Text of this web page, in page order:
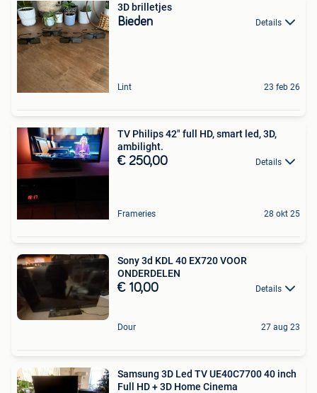
3D brilletjes
Bieden Details
Lint 23 feb 26
TV Philips 42" full HD, smart led, 3D,
ambilight.
€ 250,00 Details
Frameries 28 okt 25
Sony 3d KDL 40 EX720 VOOR
ONDERDELEN
€ 10,00 Details
Dour 27 aug 23
Samsung 3D Led TV UE40C7700 40 inch
Full HD + 3D Home Cinema